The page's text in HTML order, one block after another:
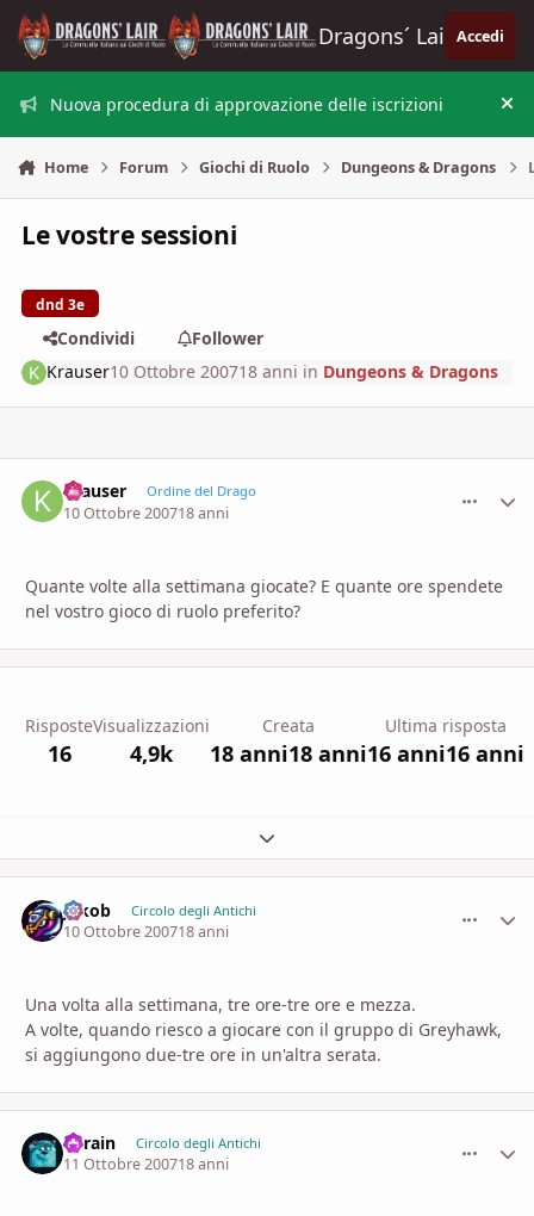
Vai al contenuto
Dragons´ Lair Accedi
Nuova procedura di approvazione delle iscrizioni
Home Forum Giochi di Ruolo Dungeons & Dragons
Le vostre sessioni
dnd 3e
Condividi
Follower
Krauser10 Ottobre 200718 anni in Dungeons & Dragons
Krauser Ordine del Drago
10 Ottobre 200718 anni
Quante volte alla settimana giocate? E quante ore spendete
nel vostro gioco di ruolo preferito?
Risposte
16
Visualizzazioni
4,9k
Creata
18 anni18 anni
Ultima risposta
16 anni16 anni
Espandi panoramica del topic
Jakob Circolo degli Antichi
10 Ottobre 200718 anni
Una volta alla settimana, tre ore-tre ore e mezza.
A volte, quando riesco a giocare con il gruppo di Greyhawk,
si aggiungono due-tre ore in un'altra serata.
Thrain Circolo degli Antichi
11 Ottobre 200718 anni